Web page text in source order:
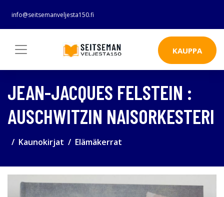
info@seitsemanveljesta150.fi
KAUPPA
JEAN-JACQUES FELSTEIN :
AUSCHWITZIN NAISORKESTERI
Kaunokirjat Elämäkerrat